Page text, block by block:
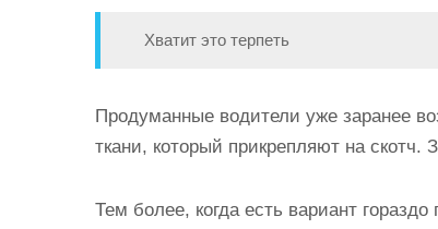
Хватит это терпеть
Продуманные водители уже заранее
ткани, который прикрепляют на скотч.
Тем более, когда есть вариант